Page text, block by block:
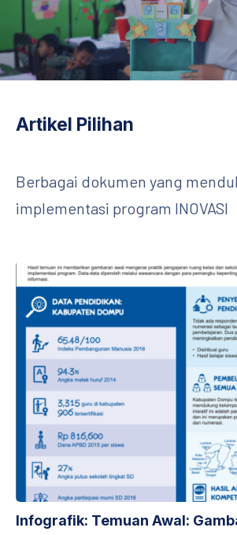
Artikel Pilihan
Berbagai dokumen yang
implementasi program INOVASI
Infografik: Temuan Awal: Gambaran
Infografik: Temuan Awal: